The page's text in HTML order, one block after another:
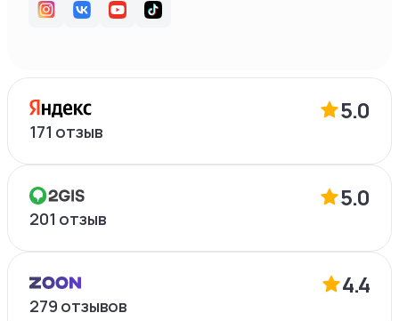
5.0
171 отзыв
5.0
201 отзыв
4.4
279 отзывов